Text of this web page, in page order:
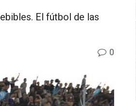
El fútbol de las
0